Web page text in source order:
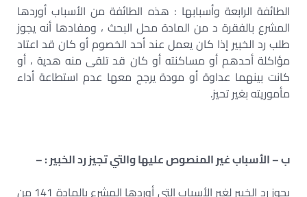
الطائفة الرابعة وأسبابها : هذه الطائفة من الأسباب أوردها
المشرع بالفقرة د من المادة محل البحث ، ومفادها أنه يجوز
طلب رد الخبير إذا كان يعمل عند أحد الخصوم أو كان قد اعتاد
مؤاكلة أحدهم أو مساكنته أو كان قد تلقى منه هدية ، أو
كانت بينهما عداوة أو مودة يرجح معها عدم استطاعة أداء
مأموريته بغير تحيز.
ب – الأسباب غير المنصوص عليها والتي تجيز رد الخبير : –
يجوز رد الخبير لغير الأسباب التي أوردها المشرع بالمادة 141 من